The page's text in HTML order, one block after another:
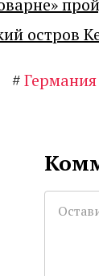
остров
#Германия